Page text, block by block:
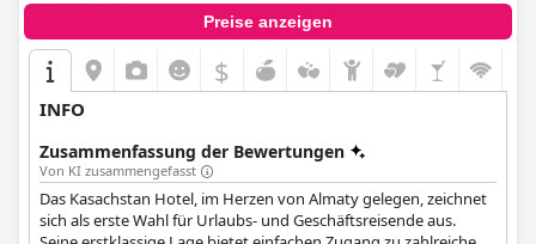
Preise anzeigen
$
INFO
Zusammenfassung der Bewertungen
Von KI zusammengefasst
Das Kasachstan Hotel, im Herzen von Almaty gelegen, zeichnet
sich als erste Wahl für Urlaubs- und Geschäftsreisende aus.